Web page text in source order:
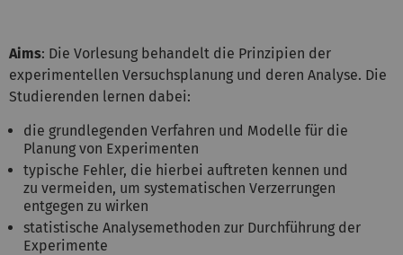
Aims: Die Vorlesung behandelt die Prinzipien der
experimentellen Versuchsplanung und deren Analyse. Die
Studierenden lernen dabei:
die grundlegenden Verfahren und Modelle für die
Planung von Experimenten
typische Fehler, die hierbei auftreten kennen und
zu vermeiden, um systematischen Verzerrungen
entgegen zu wirken
statistische Analysemethoden zur Durchführung der
Experimente